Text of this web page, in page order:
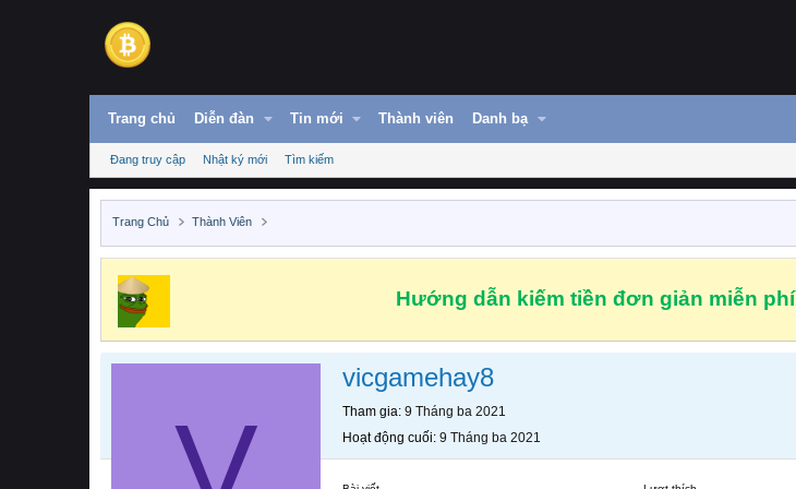
Trang chủ Diễn đàn Tin mới Thành viên Danh bạ
Đang truy cập Nhật ký mới Tìm kiếm
Trang Chủ Thành Viên
Hướng dẫn kiếm tiền đơn giản miễn phí
vicgamehay8
Tham gia 9 Tháng ba 2021
Hoạt động cuối 9 Tháng ba 2021